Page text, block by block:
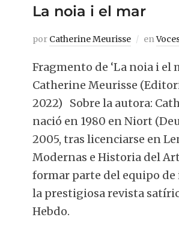
La noia i el mar
por Catherine Meurisse en
Fragmento de ‘La noia i el
Catherine Meurisse
2022) Sobre la autora:
nació en 1980 en Niort
2005, tras licenciarse en
Modernas e Historia del
formar parte del equipo
la prestigiosa revista
Hebdo.